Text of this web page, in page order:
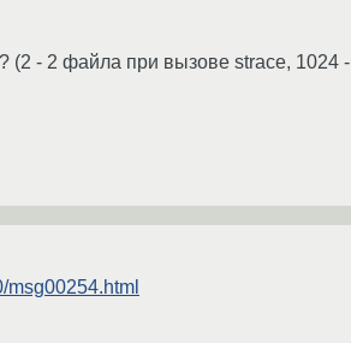
(2 - 2 файла при вызове strace, 1024 -